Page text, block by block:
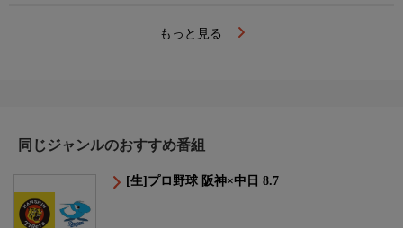
もっと見る
同じジャンルのおすすめ番組
[生]プロ野球 阪神×中日 8.7